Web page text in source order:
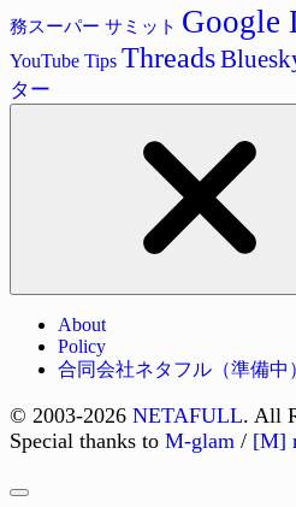
務スーパー サミット Google
YouTube Tips Threads
ター
About
Policy
合同会社ネタフル（準備中
© 2003-2026 NETAFULL. All
Special thanks to M-glam / [M]